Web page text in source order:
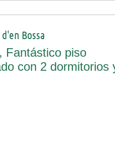
Fantástico piso
con 2 dormitorios